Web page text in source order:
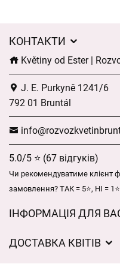
КОНТАКТИ
Květiny od Ester |
J. E. Purkyně 1241/6
792 01 Bruntál
5.0/5 ⭐ (67 відгуків)
Чи рекомендуватиме клієнт
замовлення? ТАК = 5⭐, НІ = 1⭐
ІНФОРМАЦІЯ ДЛЯ
Захист персональних
ДОСТАВКА КВІТІВ